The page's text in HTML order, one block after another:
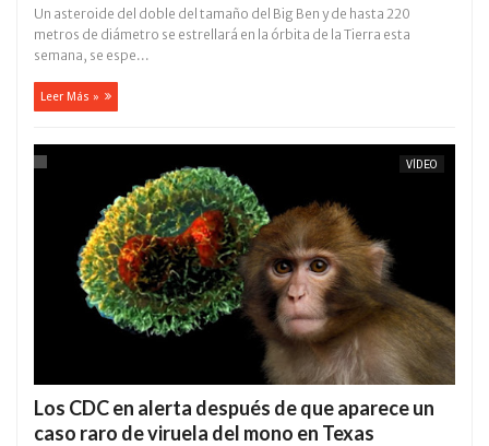
Un asteroide del doble del tamaño del Big Ben y de hasta 220
metros de diámetro se estrellará en la órbita de la Tierra esta
semana, se espe...
Leer Más »
VÍDEO
Los CDC en alerta después de que aparece un
caso raro de viruela del mono en Texas